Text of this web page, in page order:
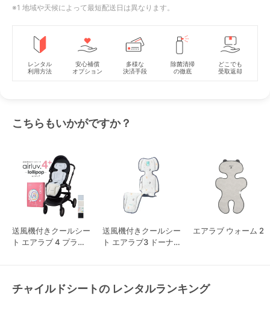
※1 地域や天候によって最短配送日は異なります。
レンタル
利用方法
安心補償
オプション
多様な
決済手段
除菌清掃
の徹底
どこでも
受取返却
こちらもいかがですか？
送風機付きクールシー
ト エアラブ 4 プラス
送風機付きクールシー
ト エアラブ3 ドーナ
エアラブ ウォーム 2
チャイルドシートの レンタルランキング